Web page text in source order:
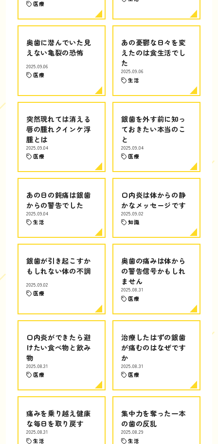
医療
奥歯に潜んでいた見
えない亀裂の恐怖
2025.09.06
医療
あの憂鬱な日々を変
えたのは食生活でし
た
2025.09.06
生活
突然現れては消える
唇の腫れクインケ浮
腫とは
2025.09.04
医療
銀歯を外す前に知っ
ておきたい本当のこ
と
2025.09.04
医療
あの日の鈍痛は銀歯
からの警告でした
2025.09.04
生活
口内炎は体からの静
かなメッセージです
2025.09.02
知識
銀歯が引き起こすか
もしれない体の不調
2025.09.02
医療
奥歯の痛みは体から
の警告信号かもしれ
ません
2025.08.31
医療
口内炎ができたら避
けたい食べ物と飲み
物
2025.08.31
医療
治療したはずの銀歯
が痛むのはなぜです
か
2025.08.31
医療
痛みを乗り越え健康
な毎日を取り戻す
2025.08.31
生活
集中力を奪った一本
の歯の反乱
2025.08.29
生活